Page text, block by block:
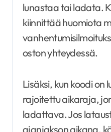
lunastaa tai ladata.
kiinnittää huomiota
oston yhteydessä.
Lisäksi, kun koodi on
rajoitettu aikaraja,
ladattava. Jos
ajanjakson aikana,